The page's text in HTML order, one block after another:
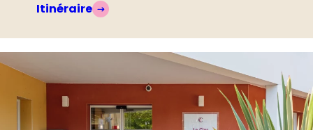
Itinéraire